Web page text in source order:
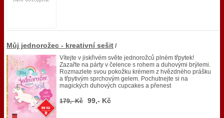
Můj jednorožec - kreativní sešit /
Vítejte v jiskřivém světe jednorožců plném třpytek!
Zazařte na párty v čelence s rohem a duhovými brýlemi.
Rozmazlete svou pokožku krémem z hvězdného prášku
a třpytivým sprchovým gelem. Pochutnejte si na
magických duhových cupcakes a přenest
179,- Kč 99,- Kč